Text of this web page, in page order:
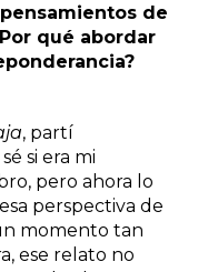
de
qué abordar
, partí
si era mi
pero ahora lo
perspectiva de
momento tan
ese relato no